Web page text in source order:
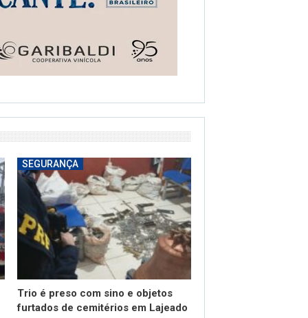
SEGURANÇA
Trio é preso com sino e objetos
furtados de cemitérios em Lajeado